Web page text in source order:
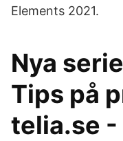
Elements 2021.
Nya
Tips på
telia.se -